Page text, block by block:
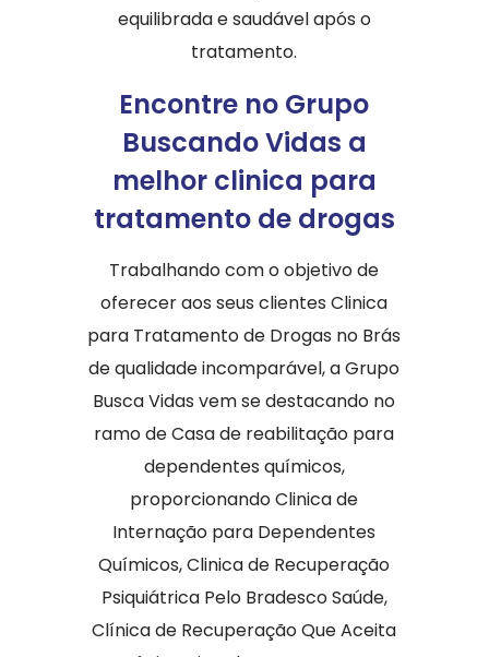
equilibrada e saudável após o
tratamento.
Encontre no Grupo
Buscando Vidas a
melhor clinica para
tratamento de drogas
Trabalhando com o objetivo de
oferecer aos seus clientes Clinica
para Tratamento de Drogas no Brás
de qualidade incomparável, a Grupo
Busca Vidas vem se destacando no
ramo de Casa de reabilitação para
dependentes químicos,
proporcionando Clinica de
Internação para Dependentes
Químicos, Clinica de Recuperação
Psiquiátrica Pelo Bradesco Saúde,
Clínica de Recuperação Que Aceita